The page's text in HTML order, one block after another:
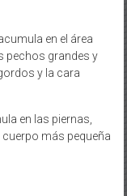
en el área
pechos grandes y
y la cara
en las piernas,
más pequeña